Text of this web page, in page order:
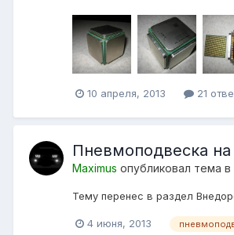
10 апреля, 2013 21
Пневмоподвеска
Maximus опубликовал тема в
Тему перенес в раздел
4 июня, 2013